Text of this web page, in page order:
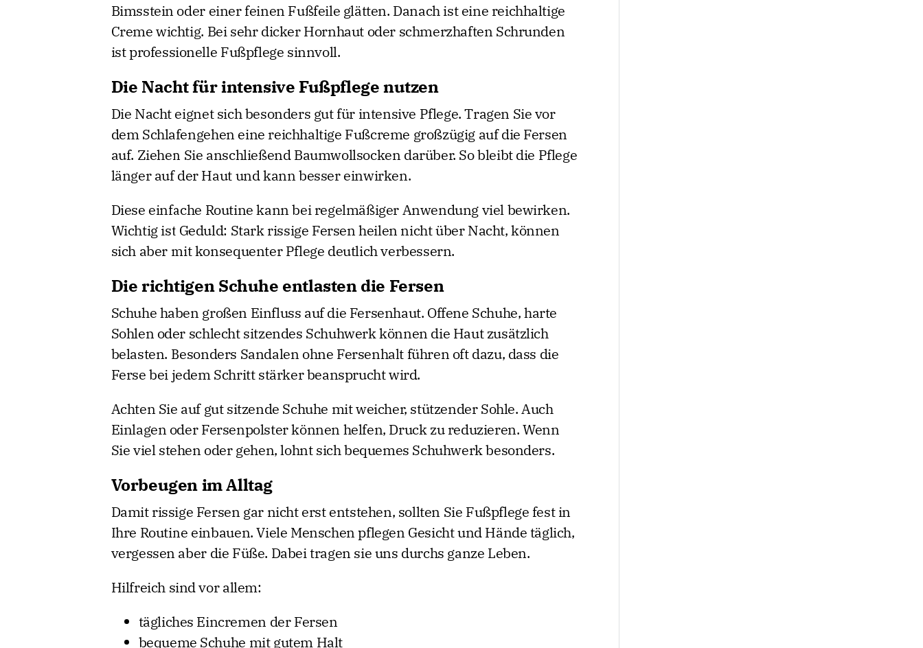
Bimsstein oder einer feinen Fußfeile glätten. Danach ist eine reichhaltige
Creme wichtig. Bei sehr dicker Hornhaut oder schmerzhaften Schrunden
ist professionelle Fußpflege sinnvoll.
Die Nacht für intensive Fußpflege nutzen
Die Nacht eignet sich besonders gut für intensive Pflege. Tragen Sie vor
dem Schlafengehen eine reichhaltige Fußcreme großzügig auf die Fersen
auf. Ziehen Sie anschließend Baumwollsocken darüber. So bleibt die Pflege
länger auf der Haut und kann besser einwirken.
Diese einfache Routine kann bei regelmäßiger Anwendung viel bewirken.
Wichtig ist Geduld: Stark rissige Fersen heilen nicht über Nacht, können
sich aber mit konsequenter Pflege deutlich verbessern.
Die richtigen Schuhe entlasten die Fersen
Schuhe haben großen Einfluss auf die Fersenhaut. Offene Schuhe, harte
Sohlen oder schlecht sitzendes Schuhwerk können die Haut zusätzlich
belasten. Besonders Sandalen ohne Fersenhalt führen oft dazu, dass die
Ferse bei jedem Schritt stärker beansprucht wird.
Achten Sie auf gut sitzende Schuhe mit weicher, stützender Sohle. Auch
Einlagen oder Fersenpolster können helfen, Druck zu reduzieren. Wenn
Sie viel stehen oder gehen, lohnt sich bequemes Schuhwerk besonders.
Vorbeugen im Alltag
Damit rissige Fersen gar nicht erst entstehen, sollten Sie Fußpflege fest in
Ihre Routine einbauen. Viele Menschen pflegen Gesicht und Hände täglich,
vergessen aber die Füße. Dabei tragen sie uns durchs ganze Leben.
Hilfreich sind vor allem:
tägliches Eincremen der Fersen
bequeme Schuhe mit gutem Halt